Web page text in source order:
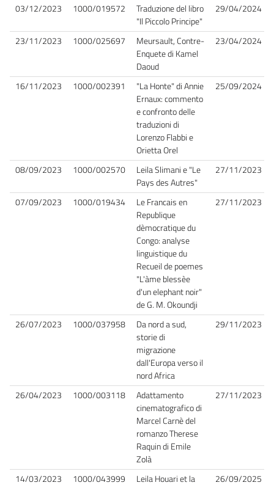
03/12/2023
1000/019572
Traduzione del libro
"Il Piccolo Principe"
29/04/2024
23/11/2023 1000/025697
Meursault, Contre-
Enquete di Kamel
Daoud
23/04/2024
16/11/2023 1000/002391
"La Honte" di Annie
Ernaux: commento
e confronto delle
traduzioni di
Lorenzo Flabbi e
Orietta Orel
25/09/2024
08/09/2023 1000/002570
Leila Slimani e "Le
Pays des Autres"
27/11/2023
07/09/2023 1000/019434
Le Francais en
Republique
dèmocratique du
Congo: analyse
linguistique du
Recueil de poemes
"L'àme blessèe
d'un elephant noir"
de G. M. Okoundji
27/11/2023
26/07/2023 1000/037958
Da nord a sud,
storie di
migrazione
dall'Europa verso il
nord Africa
29/11/2023
26/04/2023 1000/003118
Adattamento
cinematografico di
Marcel Carnè del
romanzo Therese
Raquin di Emile
Zolà
27/11/2023
14/03/2023 1000/043999
Leila Houari et la
26/09/2025